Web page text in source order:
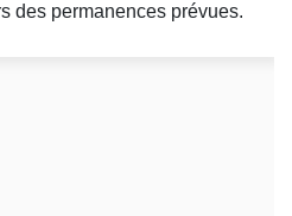
des permanences prévues.